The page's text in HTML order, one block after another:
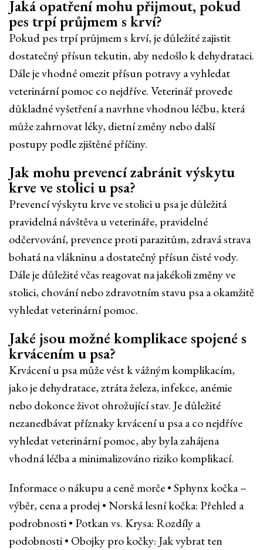
Jaká opatření mohu přijmout, pokud
pes trpí průjmem s krví?
Pokud pes trpí průjmem s krví, je důležité zajistit
dostatečný přísun tekutin, aby nedošlo k dehydrataci.
Dále je vhodné omezit přísun potravy a vyhledat
veterinární pomoc co nejdříve. Veterinář provede
důkladné vyšetření a navrhne vhodnou léčbu, která
může zahrnovat léky, dietní změny nebo další
postupy podle zjištěné příčiny.
Jak mohu prevencí zabránit výskytu
krve ve stolici u psa?
Prevencí výskytu krve ve stolici u psa je důležitá
pravidelná návštěva u veterináře, pravidelné
odčervování, prevence proti parazitům, zdravá strava
bohatá na vlákninu a dostatečný přísun čisté vody.
Dále je důležité včas reagovat na jakékoli změny ve
stolici, chování nebo zdravotním stavu psa a okamžitě
vyhledat veterinární pomoc.
Jaké jsou možné komplikace spojené s
krvácením u psa?
Krvácení u psa může vést k vážným komplikacím,
jako je dehydratace, ztráta železa, infekce, anémie
nebo dokonce život ohrožující stav. Je důležité
nezanedbávat příznaky krvácení u psa a co nejdříve
vyhledat veterinární pomoc, aby byla zahájena
vhodná léčba a minimalizováno riziko komplikací.
Informace o nákupu a ceně morče•Sphynx kočka –
výběr, cena a prodej •Norská lesní kočka: Přehled a
podrobnosti• Potkan vs. Krysa: Rozdíly a
podobnosti• Obojky pro kočky: Jak vybrat ten